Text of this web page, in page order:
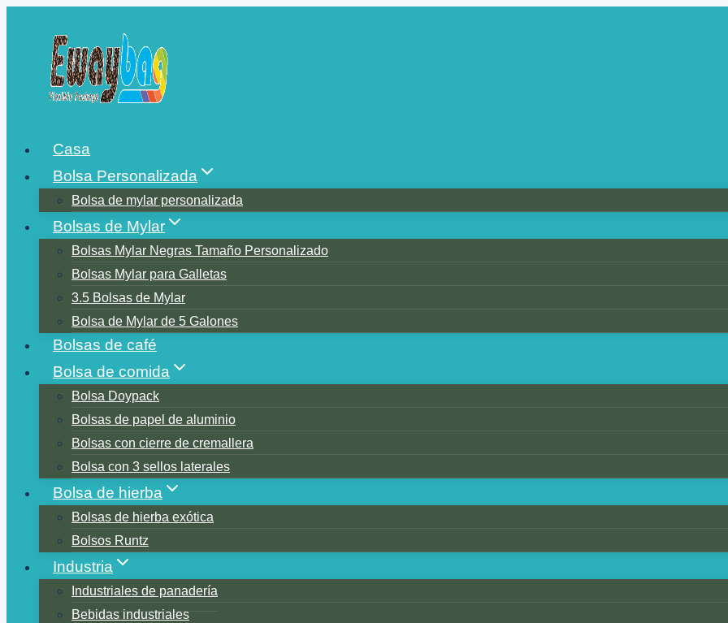
contenido
Casa
Bolsa Personalizada
Bolsa de mylar personalizada
Bolsas de Mylar
Bolsas Mylar Negras Tamaño Personalizado
Bolsas Mylar para Galletas
3.5 Bolsas de Mylar
Bolsa de Mylar de 5 Galones
Bolsas de café
Bolsa de comida
Bolsa Doypack
Bolsas de papel de aluminio
Bolsas con cierre de cremallera
Bolsa con 3 sellos laterales
Bolsa de hierba
Bolsas de hierba exótica
Bolsos Runtz
Industria
Industriales de panadería
Bebidas industriales